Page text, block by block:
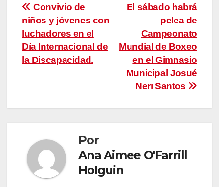
Navegación
de
entradas
El sábado habrá
pelea de
Campeonato
Mundial de Boxeo
en el Gimnasio
Municipal Josué
Neri Santos
Convivio de
niños y jóvenes con
luchadores en el
Día Internacional de
la Discapacidad.
Por
Ana Aimee O'Farrill
Holguin